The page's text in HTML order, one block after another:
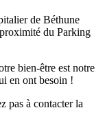
de Béthune
du Parking
bien-être est notre
en ont besoin !
pas à contacter la